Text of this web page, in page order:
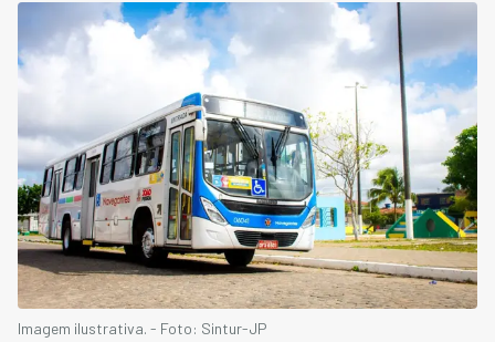
Imagem ilustrativa. - Foto: Sintur-JP